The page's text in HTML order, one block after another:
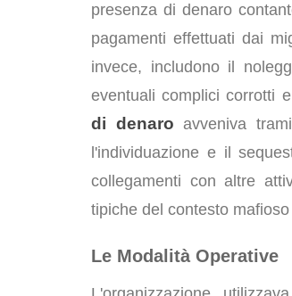
presenza di denaro
pagamenti effettuati dai
invece, includono il
eventuali complici corrotti
di denaro avveniva
l'individuazione e il
collegamenti con altre
tipiche del contesto
Le Modalità Operative